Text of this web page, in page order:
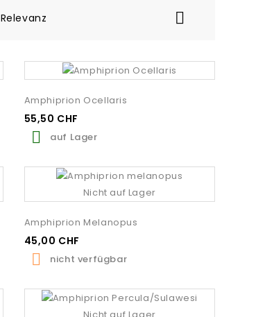
Relevanz 
Amphiprion Ocellaris
55,50 CHF
 auf Lager
Nicht auf Lager
Amphiprion Melanopus
45,00 CHF
 nicht verfügbar
Nicht auf Lager